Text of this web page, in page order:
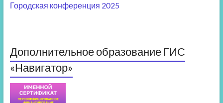
Городская конференция 2025
Дополнительное образование ГИС
«Навигатор»